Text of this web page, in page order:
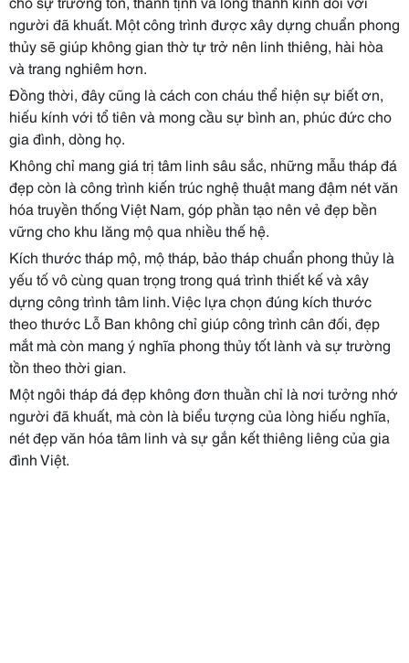
người đã khuất. Một công trình được xây dựng chuẩn phong
thủy sẽ giúp không gian thờ tự trở nên linh thiêng, hài hòa
và trang nghiêm hơn.
Đồng thời, đây cũng là cách con cháu thể hiện sự biết ơn,
hiếu kính với tổ tiên và mong cầu sự bình an, phúc đức cho
gia đình, dòng họ.
Không chỉ mang giá trị tâm linh sâu sắc, những mẫu tháp đá
đẹp còn là công trình kiến trúc nghệ thuật mang đậm nét văn
hóa truyền thống Việt Nam, góp phần tạo nên vẻ đẹp bền
vững cho khu lăng mộ qua nhiều thế hệ.
Kích thước tháp mộ, mộ tháp, bảo tháp chuẩn phong thủy là
yếu tố vô cùng quan trọng trong quá trình thiết kế và xây
dựng công trình tâm linh. Việc lựa chọn đúng kích thước
theo thước Lỗ Ban không chỉ giúp công trình cân đối, đẹp
mắt mà còn mang ý nghĩa phong thủy tốt lành và sự trường
tồn theo thời gian.
Một ngôi tháp đá đẹp không đơn thuần chỉ là nơi tưởng nhớ
người đã khuất, mà còn là biểu tượng của lòng hiếu nghĩa,
nét đẹp văn hóa tâm linh và sự gắn kết thiêng liêng của gia
đình Việt.